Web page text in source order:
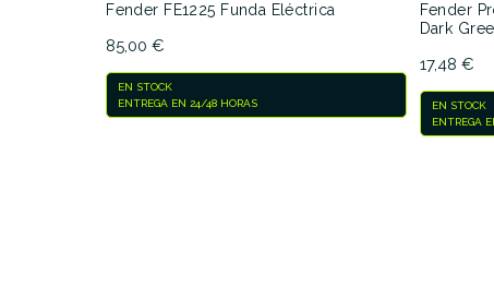
Fender FE1225 Funda Eléctrica
85,00 €
EN STOCK
ENTREGA EN 24/48 HORAS
Fender
Dark
17,48 €
EN STOCK
ENTREGA